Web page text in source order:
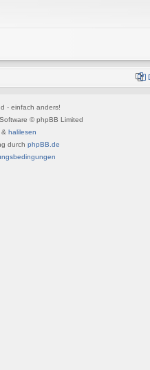
- einfach anders!
© phpBB Limited
& halilesen
durch phpBB.de